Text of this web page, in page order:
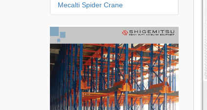
Mecalti Spider Crane